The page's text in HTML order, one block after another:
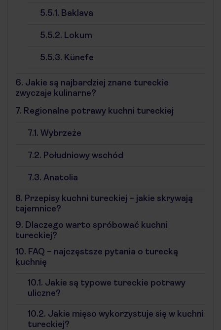
5.5.1. Baklava
5.5.2. Lokum
5.5.3. Künefe
6. Jakie są najbardziej znane tureckie
zwyczaje kulinarne?
7. Regionalne potrawy kuchni tureckiej
7.1. Wybrzeże
7.2. Południowy wschód
7.3. Anatolia
8. Przepisy kuchni tureckiej – jakie skrywają
tajemnice?
9. Dlaczego warto spróbować kuchni
tureckiej?
10. FAQ – najczęstsze pytania o turecką
kuchnię
10.1. Jakie są typowe tureckie potrawy
uliczne?
10.2. Jakie mięso wykorzystuje się w kuchni
tureckiej?